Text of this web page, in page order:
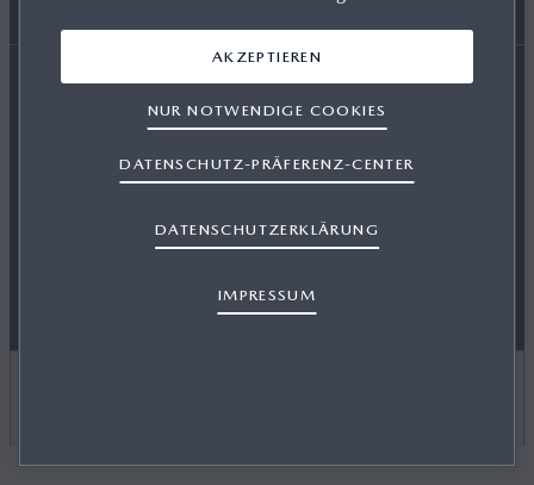
RETTUNGSKARTEN
Erklärung zur Barrierefreiheit
Gesetz über digitale Dienste Rechtliche Hinweise
Datenschutz Cookies Presse
DATENSCHUTZERKLÄRUNG
IMPRESSUM
DATENSCHUTZ-PRÄFERENZ-CENTER
NUR NOTWENDIGE COOKIES
AKZEPTIEREN